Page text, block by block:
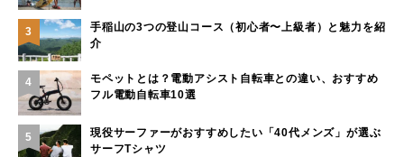
3
手稲山の3つの登山コース（初心者〜上級者）と魅力を紹
介
4
モペットとは？電動アシスト自転車との違い、おすすめ
フル電動自転車10選
5
現役サーファーがおすすめしたい「40代メンズ」が選ぶ
サーフTシャツ